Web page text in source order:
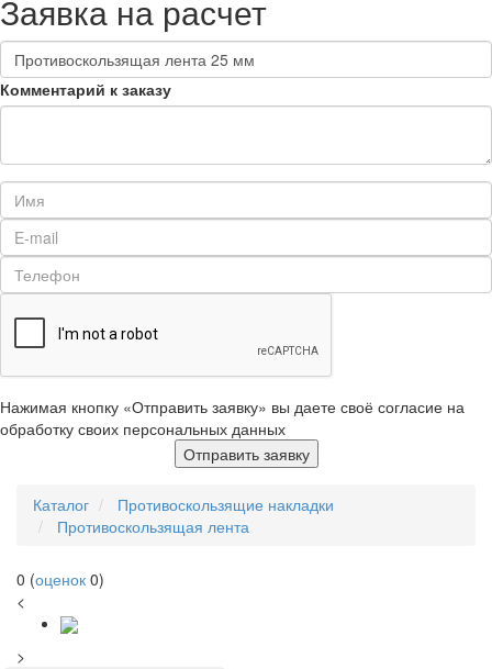
Заявка на расчет
Комментарий к заказу
Нажимая кнопку «Отправить заявку» вы даете своё согласие на
обработку своих персональных данных
Отправить заявку
Каталог
Противоскользящие накладки
Противоскользящая лента
0 (оценок 0)
<
>